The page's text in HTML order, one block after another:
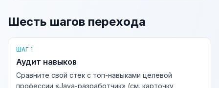
Шесть шагов перехода
ШАГ 1
Аудит навыков
Сравните свой стек с топ-навыками целевой
профессии «Java-разработчик» (см. карточку